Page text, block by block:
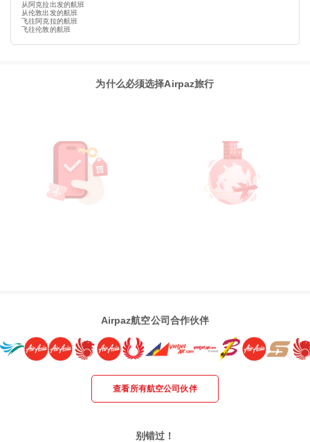
从阿克拉出发的航班
从伦敦出发的航班
飞往阿克拉的航班
飞往伦敦的航班
为什么必须选择Airpaz旅行
Airpaz航空公司合作伙伴
查看所有航空公司伙伴
别错过！